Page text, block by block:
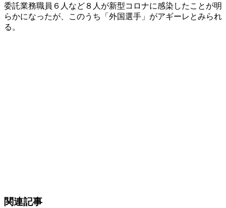
委託業務職員６人など８人が新型コロナに感染したことが明
らかになったが、このうち「外国選手」がアギーレとみられ
る。
関連記事